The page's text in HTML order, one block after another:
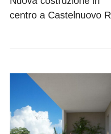
centro a Castelnuovo R